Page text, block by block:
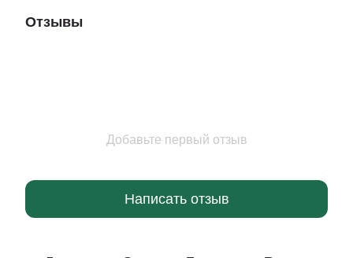
Отзывы
Добавьте первый отзыв
Написать отзыв